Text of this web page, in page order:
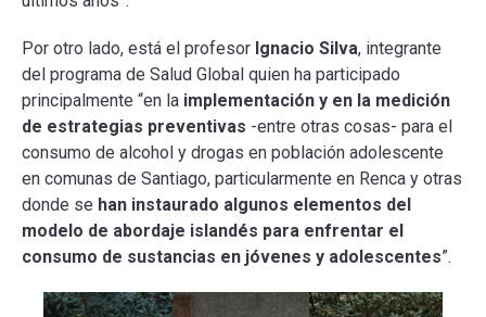
Por otro lado, está el profesor Ignacio Silva, integrante
del programa de Salud Global quien ha participado
principalmente “en la implementación y en la medición
de estrategias preventivas -entre otras cosas- para el
consumo de alcohol y drogas en población adolescente
en comunas de Santiago, particularmente en Renca y otras
donde se han instaurado algunos elementos del
modelo de abordaje islandés para enfrentar el
consumo de sustancias en jóvenes y adolescentes”.